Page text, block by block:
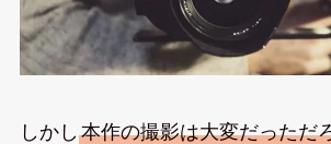
しかし 本作の撮影は大変だっただ